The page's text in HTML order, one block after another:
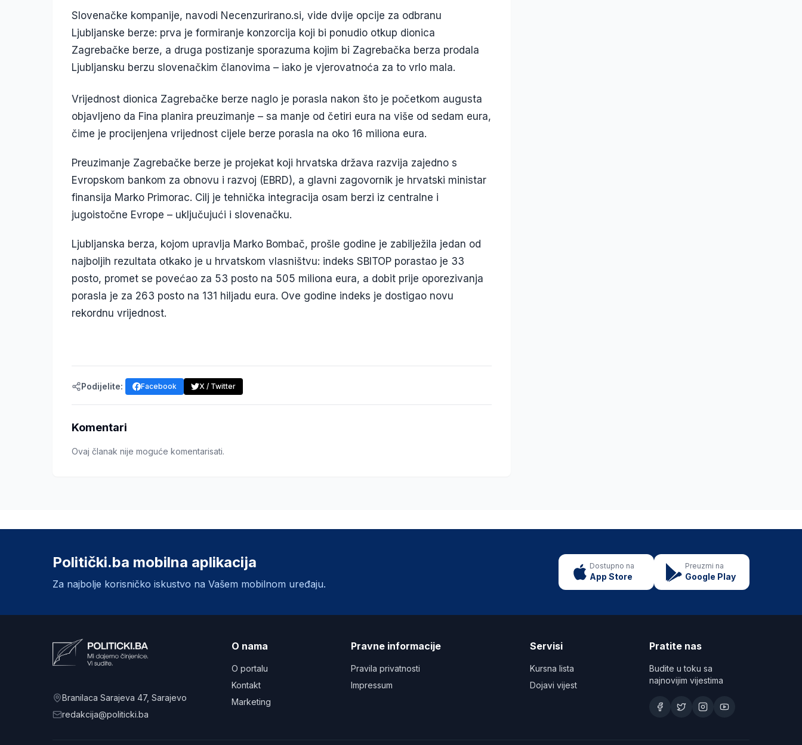
Slovenačke kompanije, navodi Necenzurirano.si, vide dvije opcije za odbranu
Ljubljanske berze: prva je formiranje konzorcija koji bi ponudio otkup dionica
Zagrebačke berze, a druga postizanje sporazuma kojim bi Zagrebačka berza prodala
Ljubljansku berzu slovenačkim članovima – iako je vjerovatnoća za to vrlo mala.
Vrijednost dionica Zagrebačke berze naglo je porasla nakon što je početkom augusta
objavljeno da Fina planira preuzimanje – sa manje od četiri eura na više od sedam eura,
čime je procijenjena vrijednost cijele berze porasla na oko 16 miliona eura.
Preuzimanje Zagrebačke berze je projekat koji hrvatska država razvija zajedno s
Evropskom bankom za obnovu i razvoj (EBRD), a glavni zagovornik je hrvatski ministar
finansija Marko Primorac. Cilj je tehnička integracija osam berzi iz centralne i
jugoistočne Evrope – uključujući i slovenačku.
Ljubljanska berza, kojom upravlja Marko Bombač, prošle godine je zabilježila jedan od
najboljih rezultata otkako je u hrvatskom vlasništvu: indeks SBITOP porastao je 33
posto, promet se povećao za 53 posto na 505 miliona eura, a dobit prije oporezivanja
porasla je za 263 posto na 131 hiljadu eura. Ove godine indeks je dostigao novu
rekordnu vrijednost.
Podijelite: Facebook X / Twitter
Komentari
Ovaj članak nije moguće komentarisati.
Politički.ba mobilna aplikacija
Za najbolje korisničko iskustvo na Vašem mobilnom uređaju.
Dostupno na
App Store
Preuzmi na
Google Play
Branilaca Sarajeva 47, Sarajevo
redakcija@politicki.ba
O nama
O portalu
Kontakt
Marketing
Pravne informacije
Pravila privatnosti
Impressum
Servisi
Kursna lista
Dojavi vijest
Pratite nas
Budite u toku sa
najnovijim vijestima